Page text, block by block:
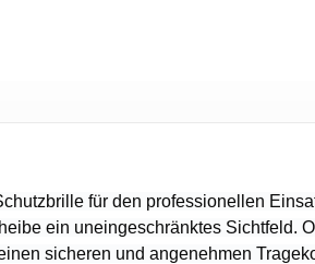
für den professionellen
ein uneingeschränktes Sichtfeld.
sicheren und angenehmen